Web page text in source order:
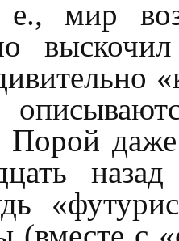
мир
Порой